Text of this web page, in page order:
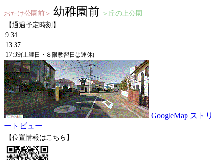
おたけ公園前＞ 幼稚園前 ＞丘の上公園
【通過予定時刻】
9:34
13:37
17:39(土曜日・８限教習日は運休)
GoogleMap ストリ
ートビュー
【位置情報はこちら】